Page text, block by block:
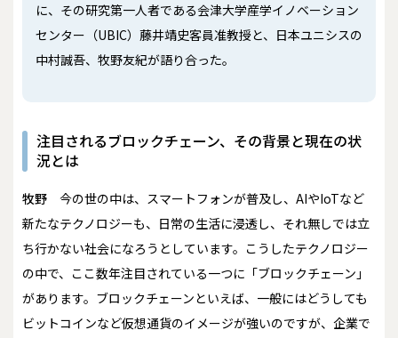
に、その研究第一人者である会津大学産学イノベーション
センター（UBIC）藤井靖史客員准教授と、日本ユニシスの
中村誠吾、牧野友紀が語り合った。
注目されるブロックチェーン、その背景と現在の状
況とは
牧野 今の世の中は、スマートフォンが普及し、AIやIoTなど
新たなテクノロジーも、日常の生活に浸透し、それ無しでは立
ち行かない社会になろうとしています。こうしたテクノロジー
の中で、ここ数年注目されている一つに「ブロックチェーン」
があります。ブロックチェーンといえば、一般にはどうしても
ビットコインなど仮想通貨のイメージが強いのですが、企業で